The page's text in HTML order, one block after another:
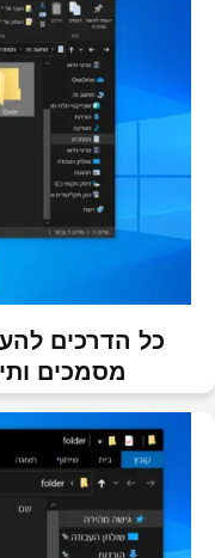
כל הדרכים
מסמכים